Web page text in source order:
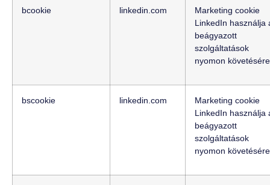
bcookie linkedin.com
Marketing cookie
LinkedIn használja
beágyazott
szolgáltatások
nyomon
bscookie linkedin.com
Marketing cookie
LinkedIn használja
beágyazott
szolgáltatások
nyomon